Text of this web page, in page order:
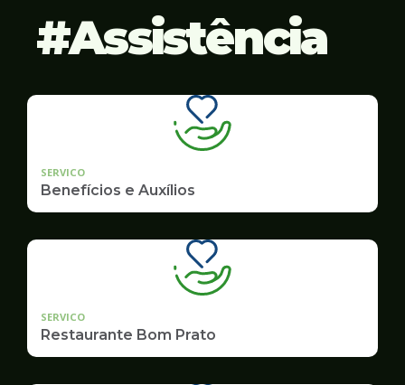
Assistência
SERVICO
Benefícios e Auxílios
SERVICO
Restaurante Bom Prato